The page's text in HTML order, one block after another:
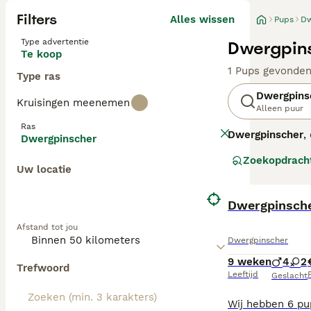
Filters Alles wissen
Type advertentie
Te koop
Type ras
Kruisingen meenemen
Ras
Dwergpinscher
Uw locatie
Afstand tot jou
Trefwoord
Pups
1 Pups gevonden
Alleen puur
Dwergpinscher,
heeft een
regelmatige
Met de juiste
Dwergpinscher
9 weken
Leeftijd
4 2
Geslacht